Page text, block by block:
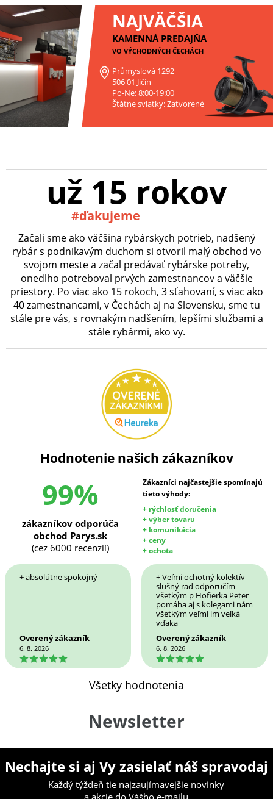
NAJVÄČŠIA
KAMENNÁ PREDAJŇA
VO VÝCHODNÝCH ČECHÁCH
Průmyslová 1292
506 01 Jičín
Po-Ne: 8:00-19:00
Štátne sviatky: Zatvorené
už 15 rokov
#ďakujeme
Začali sme ako väčšina rybárskych potrieb, nadšený
rybár s podnikavým duchom si otvoril malý obchod vo
svojom meste a začal predávať rybárske potreby,
onedlho potreboval prvých zamestnancov a väčšie
priestory. Po viac ako 15 rokoch, 3 sťahovaní, s viac ako
40 zamestnancami, v Čechách aj na Slovensku, sme tu
stále pre vás, s rovnakým nadšením, lepšími službami a
stále rybármi, ako vy.
Hodnotenie našich zákazníkov
99%
Zákazníci najčastejšie spomínajú
tieto výhody:
+ rýchlosť doručenia
+ výber tovaru
+ komunikácia
+ ceny
+ ochota
zákazníkov odporúča
obchod Parys.sk
(cez 6000 recenzií)
+ absolútne spokojný
Overený zákazník
6. 8. 2026
5
+ Veľmi ochotný kolektív
slušný rad odporučím
všetkým p Hofierka Peter
pomáha aj s kolegami nám
všetkým veľmi im veľká
vďaka
Overený zákazník
6. 8. 2026
5
Všetky hodnotenia
Newsletter
Nechajte si aj Vy zasielať náš spravodaj
Každý týždeň tie najzaujímavejšie novinky
a akcie do Vášho e-mailu